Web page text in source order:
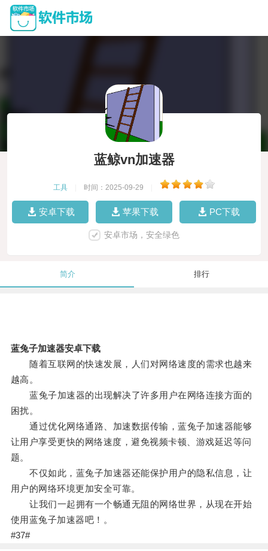
蓝鲸vn加速器
工具 时间：2025-09-29
安卓下载 苹果下载 PC下载
安卓市场，安全绿色
简介 排行
蓝兔子加速器安卓下载
随着互联网的快速发展，人们对网络速度的需求也越来
越高。
蓝兔子加速器的出现解决了许多用户在网络连接方面的
困扰。
通过优化网络通路、加速数据传输，蓝兔子加速器能够
让用户享受更快的网络速度，避免视频卡顿、游戏延迟等问
题。
不仅如此，蓝兔子加速器还能保护用户的隐私信息，让
用户的网络环境更加安全可靠。
让我们一起拥有一个畅通无阻的网络世界，从现在开始
使用蓝兔子加速器吧！。
#37#